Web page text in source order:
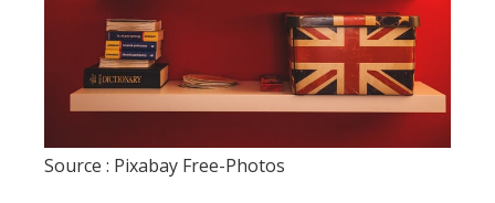
Source : Pixabay Free-Photos